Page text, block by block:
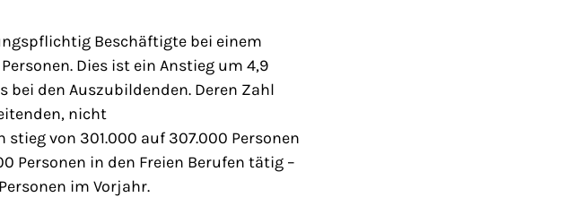
Beschäftigte bei einem
Dies ist ein Anstieg um 4,9
bei den Auszubildenden. Deren Zahl
nicht
von 301.000 auf 307.000 Personen
Personen in den Freien Berufen tätig –
im Vorjahr.